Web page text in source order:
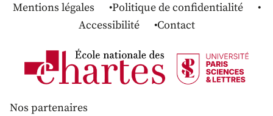
Mentions légales
Politique de confidentialité
Accessibilité
Contact
Nos partenaires